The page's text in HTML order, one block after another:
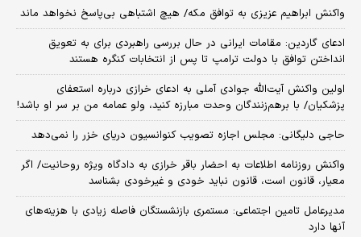
واکنش ابراهیم عزیزی به توافق مکه/ هیچ اشتباهی بی‌پاسخ نخواهد ماند
ادعای گاردین: مقامات ایرانی در حال بررسی راهبردی برای به تعویق
انداختن توافق با دولت ترامپ تا پس از انتخابات کنگره هستند
اولین واکنش آیت‌الله جوادی آملی به ادعای خرازی درباره استعفای
پزشکیان/ با برهم‌زنندگان وحدت مبارزه کنید، ولو عمامه من بر سر او باشد!
حاجی دلیگانی: مجلس اجازه تصویب کنوانسیون دریای خزر را نمی‌دهد
واکنش روزنامه اطلاعات به احضار باقر خرازی به دادگاه ویژه روحانیت/ اگر
معیار، قانون است، قانون نباید خودی و غیرخودی بشناسد
مدیرعامل تامین اجتماعی: مستمری بازنشستگان فاصله زیادی با هزینه‌های
آنها دارد